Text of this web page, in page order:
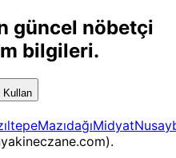
Şifreli Mesajlaşmada
300 milyona çıkardı
değiştiren @herkese
güncel nöbetçi
bilgileri.
Kullan
MazıdağıMidyat